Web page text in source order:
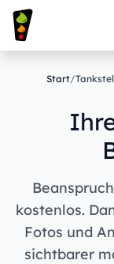
Start/
kostenlos.
Fotos und
sichtbarer